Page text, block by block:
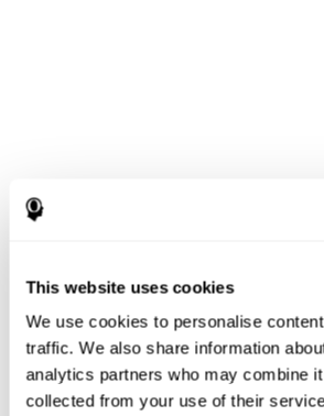
This website uses cookies
We use cookies to personalise
traffic. We also share information
analytics partners who may combine
collected from your use of their